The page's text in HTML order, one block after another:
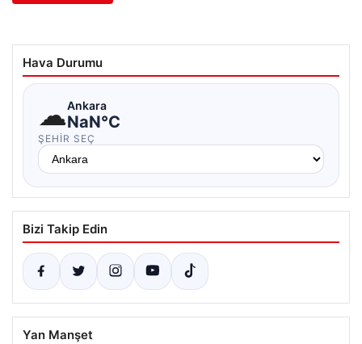
Hava Durumu
☁Ankara
NaN°C
ŞEHIR SEÇ
Bizi Takip Edin
Yan Manşet